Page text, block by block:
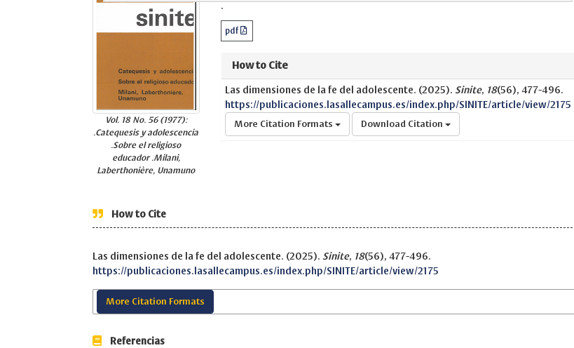
Vol. 18 No. 56 (1977):
.Catequesis y adolescencia
.Sobre el religioso
educador .Milani,
Laberthonière, Unamuno
.
pdf
How to Cite
Las dimensiones de la fe del adolescente. (2025). Sinite, 18(56), 477-496.
https://publicaciones.lasallecampus.es/index.php/SINITE/article/view/2175
More Citation Formats Download Citation
How to Cite
Las dimensiones de la fe del adolescente. (2025). Sinite, 18(56), 477-496.
https://publicaciones.lasallecampus.es/index.php/SINITE/article/view/2175
More Citation Formats
Referencias